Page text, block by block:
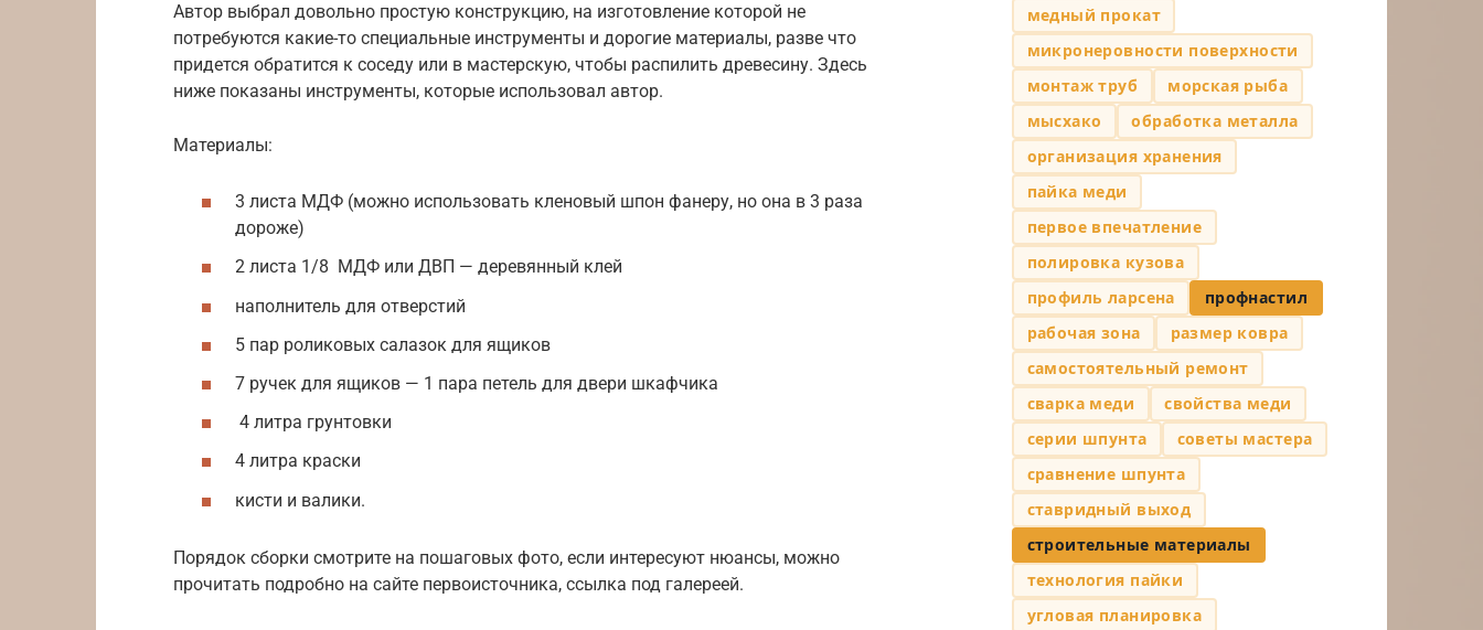
Автор выбрал довольно простую конструкцию, на изготовление которой не
потребуются какие-то специальные инструменты и дорогие материалы, разве что
придется обратится к соседу или в мастерскую, чтобы распилить древесину. Здесь
ниже показаны инструменты, которые использовал автор.
Материалы:
3 листа МДФ (можно использовать кленовый шпон фанеру, но она в 3 раза
дороже)
2 листа 1/8 МДФ или ДВП — деревянный клей
наполнитель для отверстий
5 пар роликовых салазок для ящиков
7 ручек для ящиков — 1 пара петель для двери шкафчика
4 литра грунтовки
4 литра краски
кисти и валики.
Порядок сборки смотрите на пошаговых фото, если интересуют нюансы, можно
прочитать подробно на сайте первоисточника, ссылка под галереей.
медный прокат
микронеровности поверхности
монтаж труб
морская рыба
мысхако
обработка металла
организация хранения
пайка меди
первое впечатление
полировка кузова
профиль ларсена
профнастил
рабочая зона
размер ковра
самостоятельный ремонт
сварка меди
свойства меди
серии шпунта
советы мастера
сравнение шпунта
ставридный выход
строительные материалы
технология пайки
угловая планировка